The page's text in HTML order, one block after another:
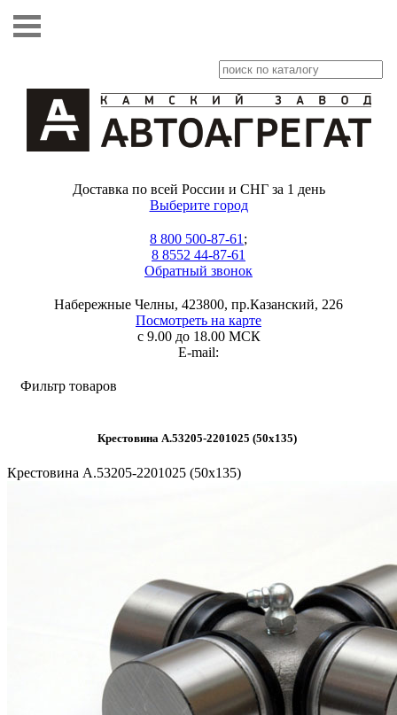
Доставка по всей России и СНГ за 1 день
Выберите город
8 800 500-87-61 ;
8 8552 44-87-61
Обратный звонок
Набережные Челны, 423800, пр.Казанский, 226
Посмотреть на карте
с 9.00 до 18.00 МСК
E-mail:
Фильтр товаров
Крестовина А.53205-2201025 (50x135)
Крестовина А.53205-2201025 (50x135)